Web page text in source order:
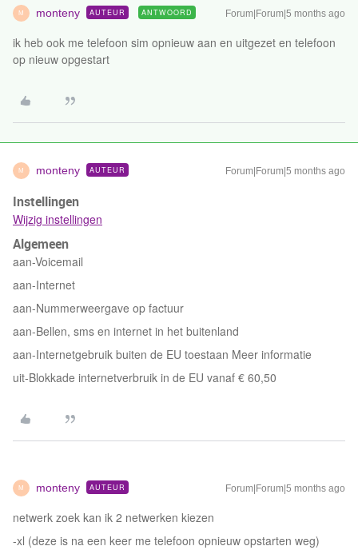
M monteny AUTEUR ANTWOORD Forum|Forum|5 months ago
ik heb ook me telefoon sim opnieuw aan en uitgezet en telefoon
op nieuw opgestart
M monteny AUTEUR Forum|Forum|5 months ago
Instellingen
Wijzig instellingen
Algemeen
aan-Voicemail
aan-Internet
aan-Nummerweergave op factuur
aan-Bellen, sms en internet in het buitenland
aan-Internetgebruik buiten de EU toestaan Meer informatie
uit-Blokkade internetverbruik in de EU vanaf € 60,50
M monteny AUTEUR Forum|Forum|5 months ago
netwerk zoek kan ik 2 netwerken kiezen
-xl (deze is na een keer me telefoon opnieuw opstarten weg)